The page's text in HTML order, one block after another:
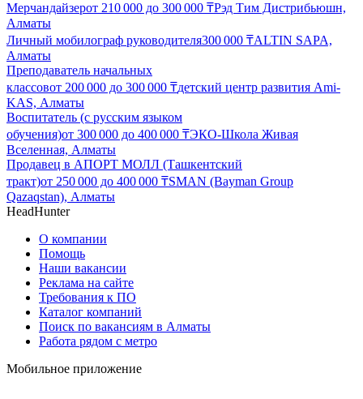
Мерчандайзерот 210 000 до 300 000 ₸Рэд Тим Дистрибьюшн,
Алматы
Личный мобилограф руководителя300 000 ₸ALTIN SAPA,
Алматы
Преподаватель начальных
классовот 200 000 до 300 000 ₸детский центр развития Ami-
KAS, Алматы
Воспитатель (с русским языком
обучения)от 300 000 до 400 000 ₸ЭКО-Школа Живая
Вселенная, Алматы
Продавец в АПОРТ МОЛЛ (Ташкентский
тракт)от 250 000 до 400 000 ₸SMAN (Bayman Group
Qazaqstan), Алматы
HeadHunter
О компании
Помощь
Наши вакансии
Реклама на сайте
Требования к ПО
Каталог компаний
Поиск по вакансиям в Алматы
Работа рядом с метро
Мобильное приложение